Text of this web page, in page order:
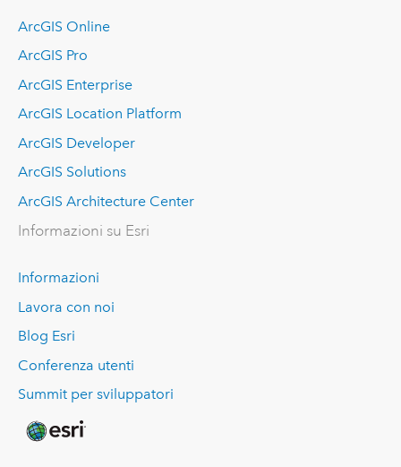
ArcGIS Online
ArcGIS Pro
ArcGIS Enterprise
ArcGIS Location Platform
ArcGIS Developer
ArcGIS Solutions
ArcGIS Architecture Center
Informazioni su Esri
Informazioni
Lavora con noi
Blog Esri
Conferenza utenti
Summit per sviluppatori